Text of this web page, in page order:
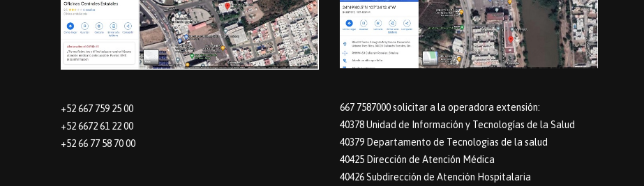
+52 667 759 25 00
+52 6672 61 22 00
+52 66 77 58 70 00
667 7587000 solicitar a la operadora extensión:
40378 Unidad de Información y Tecnologías de la Salud
40379 Departamento de Tecnologias de la salud
40425 Dirección de Atención Médica
40426 Subdirección de Atención Hospitalaria